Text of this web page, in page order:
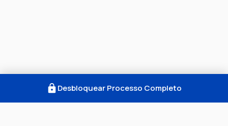
Desbloquear Processo Completo